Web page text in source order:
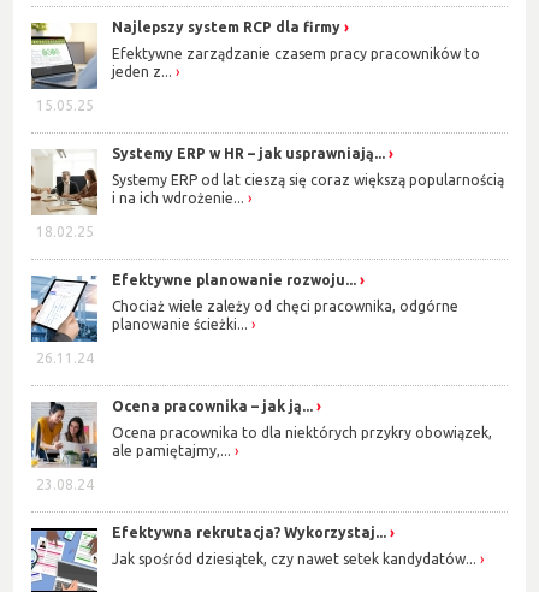
15.05.25
Najlepszy system RCP dla firmy
Efektywne zarządzanie czasem pracy pracowników to
jeden z...
18.02.25
Systemy ERP w HR – jak usprawniają...
Systemy ERP od lat cieszą się coraz większą popularnością
i na ich wdrożenie...
26.11.24
Efektywne planowanie rozwoju...
Chociaż wiele zależy od chęci pracownika, odgórne
planowanie ścieżki...
23.08.24
Ocena pracownika – jak ją...
Ocena pracownika to dla niektórych przykry obowiązek,
ale pamiętajmy,...
Efektywna rekrutacja? Wykorzystaj...
Jak spośród dziesiątek, czy nawet setek kandydatów...